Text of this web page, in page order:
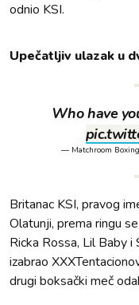
odnio KSI.
Upečatljiv ulazak u
Who have
— Matchroom
Britanac KSI, pravog
Olatunji, prema ringu
Ricka Rossa, Lil Baby
izabrao
drugi boksački meč